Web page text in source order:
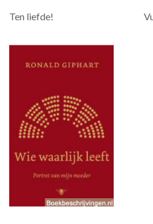
Ten liefde!